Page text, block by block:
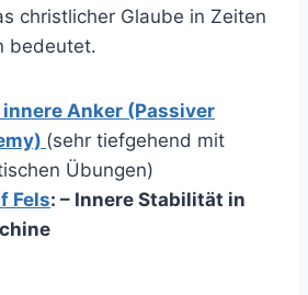
christlicher Glaube in Zeiten
bedeutet.
innere Anker (Passiver
(sehr tiefgehend mit
Übungen)
Fels: – Innere Stabilität in